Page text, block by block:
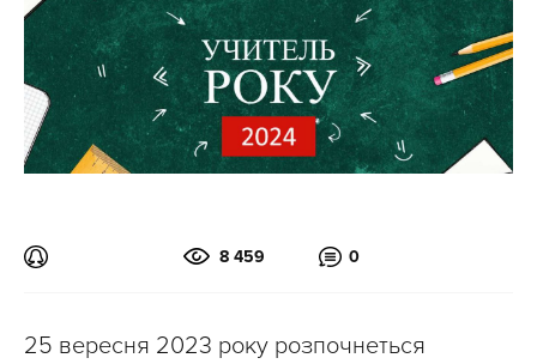
8 459 0
25 вересня 2023 року розпочнеться